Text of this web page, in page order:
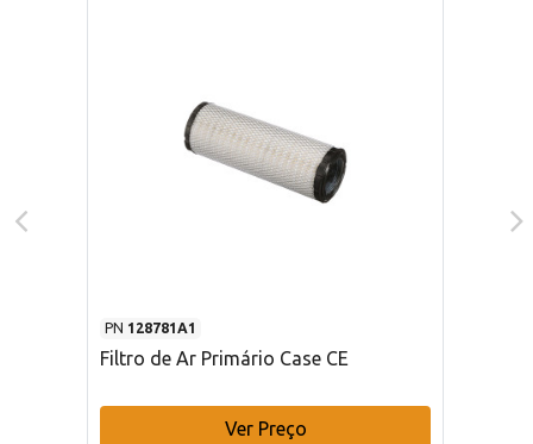
PN 128781A1
Filtro de Ar Primário Case CE
Ver Preço